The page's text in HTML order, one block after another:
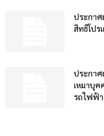
ประกา
สิทธิโปร
ประกาศ
เหมาบุ
รถไฟฟ้า